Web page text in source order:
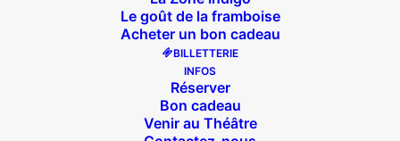
Le goût de la framboise
Acheter un bon cadeau
BILLETTERIE
INFOS
Réserver
Bon cadeau
Venir au Théâtre
Des papilles dans le ventre HEADER HOME kim